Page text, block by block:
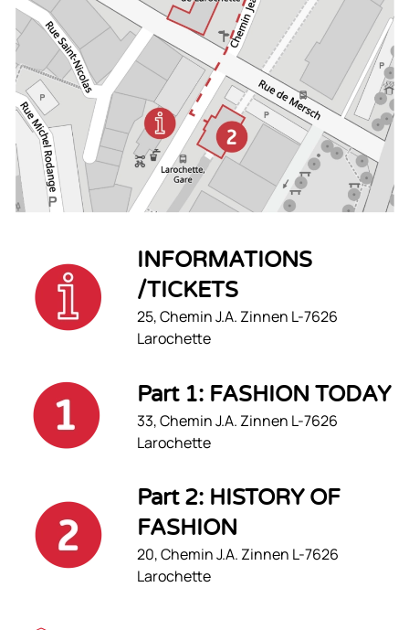
INFORMATIONS
/TICKETS
25, Chemin J.A. Zinnen L-7626
Larochette
Part 1: FASHION TODAY
33, Chemin J.A. Zinnen L-7626
Larochette
Part 2: HISTORY OF
FASHION
20, Chemin J.A. Zinnen L-7626
Larochette